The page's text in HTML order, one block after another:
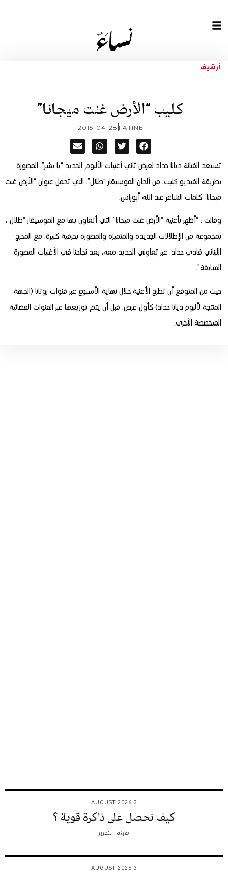
أرشيف
كليب “الأرض غنت ميجانا”
FATINE
2015-04-28
تستعد الفنانة ديانا حداد لعرض ثاني أغنيات الألبوم الجديد “يا بشر”، المصورة
بطريقة الفيديو كليب، من ألحان الموسيقار “طلال”، التي تحمل عنوان “الأرض غنت
ميجانا” كلمات الشاعر عبد الله أبوراس.
وقالت : “أظهر بأغنية “الأرض غنت ميجانا” التي أتعاون بها مع الموسيقار “طلال”،
بمجموعة من الإطلالات الجديدة والمتميزة والمصورة بحرفية كبيرة، مع المخرج
اللبناني فادي حداد، عبر تعاوني الجديد معه، بعد نجاحنا في الأغنيات المصورة
السابقة”.
حيث من المتوقع أن تطرح الأغنية خلال نهاية الأسبوع عبر قنوات روتانا (الجهة
المنتجة لألبوم ديانا حداد) كأول عرض، قبل أن يتم توزيعها عبر القنوات الفضائية
المتخصصة الأخرى.
3 AUGUST 2026
كيف نحصل على ذاكرة قوية ؟
هيئة التحرير
3 AUGUST 2026